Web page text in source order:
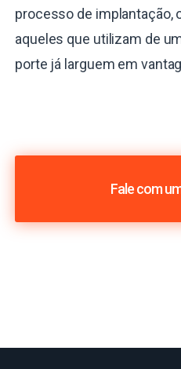
processo de implantação,
aqueles que utilizam de
porte já larguem em
Fale com